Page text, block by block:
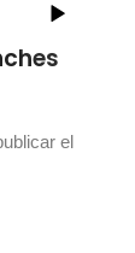
el